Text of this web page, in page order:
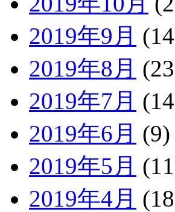
2019年9月
2019年8月
2019年7月
2019年6月 (9)
2019年5月
2019年4月